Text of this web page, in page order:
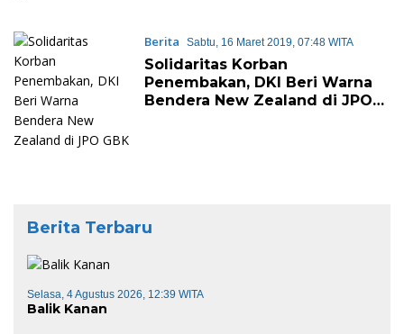
Berita Sabtu, 16 Maret 2019, 07:48 WITA
Solidaritas Korban
Penembakan, DKI Beri Warna
Bendera New Zealand di JPO
Berita Terbaru
Selasa, 4 Agustus 2026, 12:39 WITA
Balik Kanan